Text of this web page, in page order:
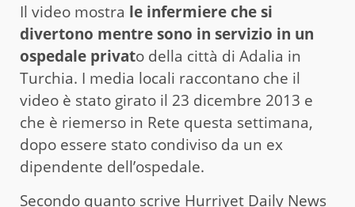
Il video mostra le infermiere che si
divertono mentre sono in servizio in un
ospedale privato della città di Adalia in
Turchia. I media locali raccontano che il
video è stato girato il 23 dicembre 2013 e
che è riemerso in Rete questa settimana,
dopo essere stato condiviso da un ex
dipendente dell’ospedale.
Secondo quanto scrive Hurriyet Daily News